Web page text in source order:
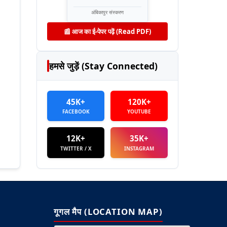
अंबिकापुर संस्करण
📰 आज का ई-पेपर पढ़ें (Read PDF)
हमसे जुड़ें (Stay Connected)
45K+
FACEBOOK
120K+
YOUTUBE
12K+
TWITTER / X
35K+
INSTAGRAM
गूगल मैप (LOCATION MAP)